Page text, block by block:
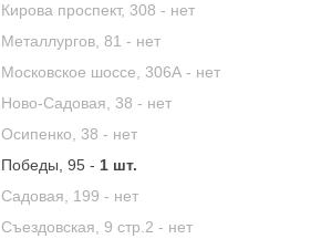
Кирова проспект, 308 - нет
Металлургов, 81 - нет
Московское шоссе, 306А - нет
Ново-Садовая, 38 - нет
Осипенко, 38 - нет
Победы, 95 - 1 шт.
Садовая, 199 - нет
Съездовская, 9 стр.2 - нет